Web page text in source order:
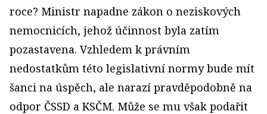
roce? Ministr napadne zákon o neziskových
nemocnicích, jehož účinnost byla zatím
pozastavena. Vzhledem k právním
nedostatkům této legislativní normy bude mít
šanci na úspěch, ale narazí pravděpodobně na
odpor ČSSD a KSČM. Může se mu však podařit